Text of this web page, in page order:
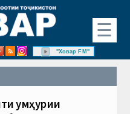
☰
"Ховар FM"
Ҷумҳурии